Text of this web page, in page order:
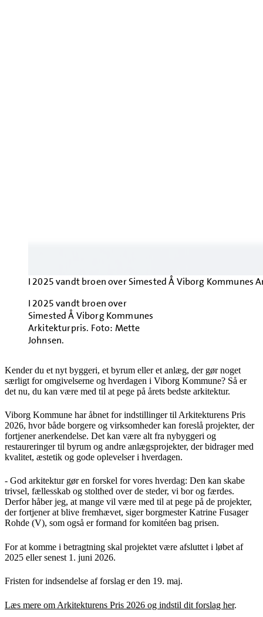
I 2025 vandt broen over Simested Å Viborg Kommunes
I 2025 vandt broen over
Simested Å Viborg Kommunes
Arkitekturpris. Foto: Mette
Johnsen.
Kender du et nyt byggeri, et byrum eller et anlæg, der gør noget
særligt for omgivelserne og hverdagen i Viborg Kommune? Så er
det nu, du kan være med til at pege på årets bedste arkitektur.
Viborg Kommune har åbnet for indstillinger til Arkitekturens Pris
2026, hvor både borgere og virksomheder kan foreslå projekter, der
fortjener anerkendelse. Det kan være alt fra nybyggeri og
restaureringer til byrum og andre anlægsprojekter, der bidrager med
kvalitet, æstetik og gode oplevelser i hverdagen.
- God arkitektur gør en forskel for vores hverdag: Den kan skabe
trivsel, fællesskab og stolthed over de steder, vi bor og færdes.
Derfor håber jeg, at mange vil være med til at pege på de projekter,
der fortjener at blive fremhævet, siger borgmester Katrine Fusager
Rohde (V), som også er formand for komitéen bag prisen.
For at komme i betragtning skal projektet være afsluttet i løbet af
2025 eller senest 1. juni 2026.
Fristen for indsendelse af forslag er den 19. maj.
Læs mere om Arkitekturens Pris 2026 og indstil dit forslag her.